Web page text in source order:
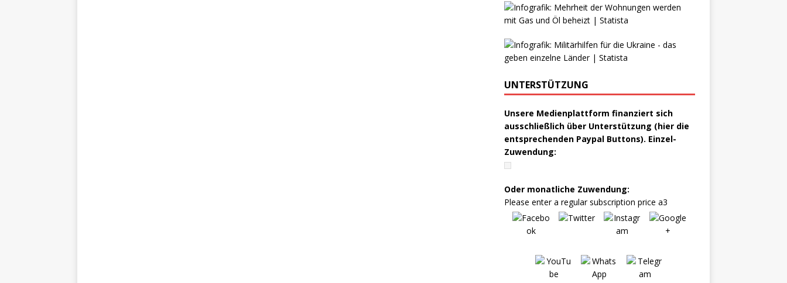
UNTERSTÜTZUNG
Unsere Medienplattform finanziert sich
ausschließlich über Unterstützung (hier die
entsprechenden Paypal Buttons). Einzel-
Zuwendung:
Oder monatliche Zuwendung:
Please enter a regular subscription price a3